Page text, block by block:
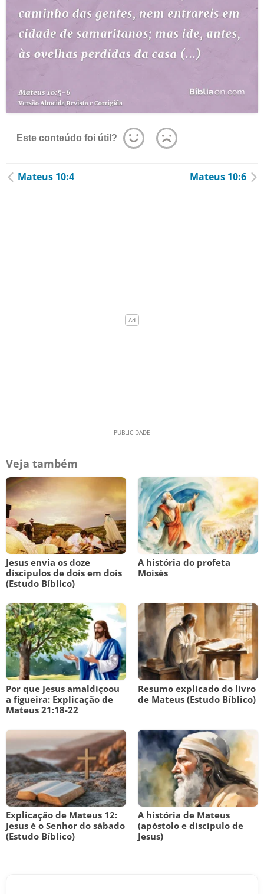
Este conteúdo foi útil?
Mateus 10:4 Mateus 10:6
Veja também
Jesus envia os doze
discípulos de dois em dois
(Estudo Bíblico)
A história do profeta
Moisés
Por que Jesus amaldiçoou
a figueira: Explicação de
Mateus 21:18-22
Resumo explicado do livro
de Mateus (Estudo Bíblico)
Explicação de Mateus 12:
Jesus é o Senhor do sábado
(Estudo Bíblico)
A história de Mateus
(apóstolo e discípulo de
Jesus)